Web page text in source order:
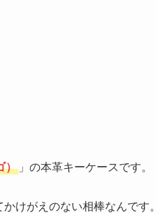
） 」の本革キーケースです。
けがえのない相棒なんです。